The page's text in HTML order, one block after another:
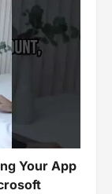
do iPad parte
organização
aplicativo
0
Your App